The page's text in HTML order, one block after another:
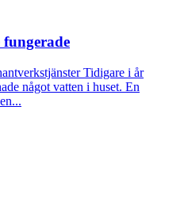
Tidigare i år
något vatten i huset. En